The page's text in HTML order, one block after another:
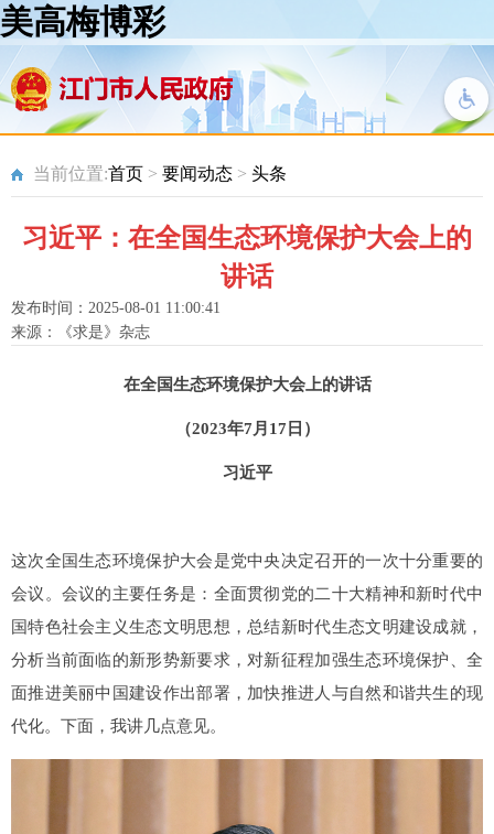
美高梅博彩
当前位置:首页 > 要闻动态 > 头条
习近平：在全国生态环境保护大会上的
讲话
发布时间：2025-08-01 11:00:41
来源：《求是》杂志
在全国生态环境保护大会上的讲话
（2023年7月17日）
习近平
这次全国生态环境保护大会是党中央决定召开的一次十分重要的
会议。会议的主要任务是：全面贯彻党的二十大精神和新时代中
国特色社会主义生态文明思想，总结新时代生态文明建设成就，
分析当前面临的新形势新要求，对新征程加强生态环境保护、全
面推进美丽中国建设作出部署，加快推进人与自然和谐共生的现
代化。下面，我讲几点意见。